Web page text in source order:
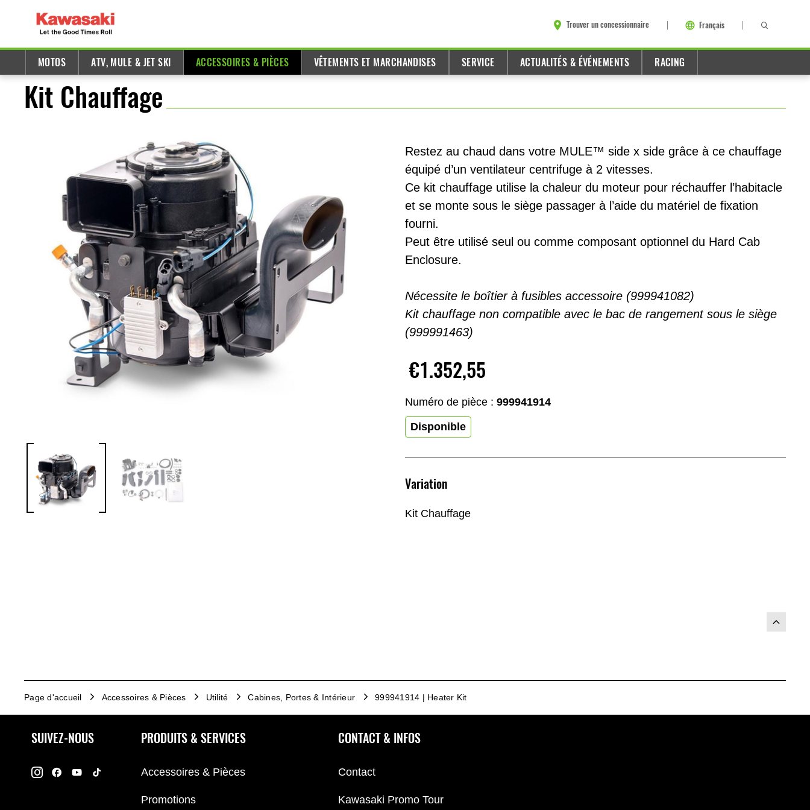
Trouver un concessionnaire Français
MOTOS ATV, MULE & JET SKI ACCESSOIRES & PIÈCES VÊTEMENTS ET MARCHANDISES SERVICE ACTUALITÉS & ÉVÉNEMENTS RACING
Kit Chauffage
Restez au chaud dans votre MULE™ side x side grâce à ce chauffage
équipé d’un ventilateur centrifuge à 2 vitesses.
Ce kit chauffage utilise la chaleur du moteur pour réchauffer l’habitacle
et se monte sous le siège passager à l’aide du matériel de fixation
fourni.
Peut être utilisé seul ou comme composant optionnel du Hard Cab
Enclosure.
Nécessite le boîtier à fusibles accessoire (999941082)
Kit chauffage non compatible avec le bac de rangement sous le siège
(999991463)
€1.352,55
Numéro de pièce : 999941914
Disponible
Variation
Kit Chauffage
Page d'accueil Accessoires & Pièces Utilité Cabines, Portes & Intérieur 999941914 | Heater Kit
SUIVEZ-NOUS PRODUITS & SERVICES
Accessoires & Pièces
Promotions
CONTACT & INFOS
Contact
Kawasaki Promo Tour